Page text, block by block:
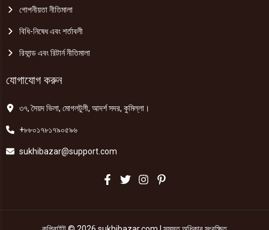
গোপনীয়তা নীতিমালা
বিধি-নিষেধ এবং শর্তাবলী
রিফান্ড এবং রিটার্ন নীতিমালা
যোগাযোগ করুন
৩৭, সৈয়দ ভিলা, মোগলটুলী, আদর্শ সদর, কুমিল্লা।
+৮৮০১৭৮১৭৯০৫৯৬
sukhibazar@support.com